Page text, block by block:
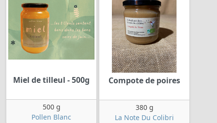
Miel de tilleul - 500g
500 g
Pollen Blanc
Compote de poires
380 g
La Note Du Colibri